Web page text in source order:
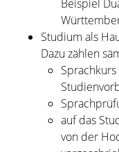
Beispiel
Studium als
Dazu zählen
auf das
von der